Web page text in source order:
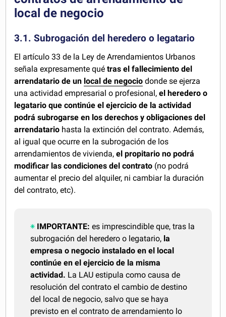
local de negocio
3.1. Subrogación del heredero o legatario
El artículo 33 de la Ley de Arrendamientos Urbanos
señala expresamente quétras el fallecimiento del
arrendatario de un local de negocio donde se ejerza
una actividad empresarial o profesional,el heredero o
legatario que continúe el ejercicio de la actividad
podrá subrogarse en los derechos y obligaciones del
arrendatario hasta la extinción del contrato. Además,
al igual que ocurre en la subrogación de los
arrendamientos de vivienda,el propitario no podrá
modificar las condiciones del contrato (no podrá
aumentar el precio del alquiler, ni cambiar la duración
del contrato, etc).
IMPORTANTE: es imprescindible que, tras la
subrogación del heredero o legatario, la
empresa o negocio instalado en el local
continúe en el ejercicio de la misma
actividad. La LAU estipula como causa de
resolución del contrato el cambio de destino
del local de negocio, salvo que se haya
previsto en el contrato de arrendamiento lo